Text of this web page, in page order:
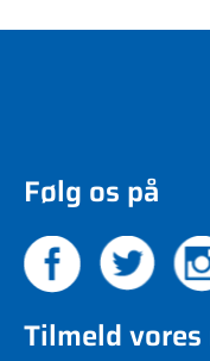
Følg os på
Tilmeld